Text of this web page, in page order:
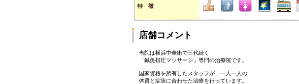
特 徴
店舗コメント
当院は横浜中華街で三代続く
「鍼灸指圧マッサージ」専門の治療院です。
国家資格を所有したスタッフが、一人一人の
体質と症状に合わせた治療を行っています。